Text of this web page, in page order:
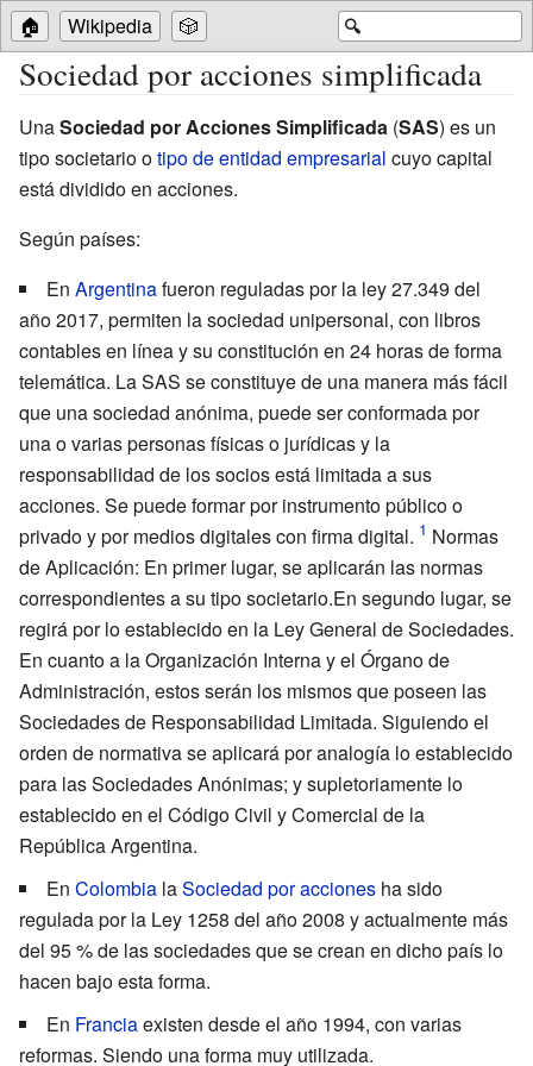
🔍
🏠 Wikipedia 🎲
Sociedad por acciones simplificada
UnaSociedad por Acciones Simplificada (SAS) es un
tipo societario otipo de entidad empresarial cuyo capital
está dividido en acciones.
Según países:
En Argentinafueron reguladas por la ley 27.349 del
año 2017, permiten la sociedad unipersonal, con libros
contables en línea y su constitución en 24 horas de forma
telemática. La SAS se constituye de una manera más fácil
que una sociedad anónima, puede ser conformada por
una o varias personas físicas o jurídicas y la
responsabilidad de los socios está limitada a sus
acciones. Se puede formar por instrumento público o
privado y por medios digitales con firma digital.
Normas
de Aplicación: En primer lugar, se aplicarán las normas
correspondientes a su tipo societario.En segundo lugar, se
regirá por lo establecido en la Ley General de Sociedades.
En cuanto a la Organización Interna y el Órgano de
Administración, estos serán los mismos que poseen las
Sociedades de Responsabilidad Limitada. Siguiendo el
orden de normativa se aplicará por analogía lo establecido
para las Sociedades Anónimas; y supletoriamente lo
establecido en el Código Civil y Comercial de la
República Argentina.
En Colombia laSociedad por acciones ha sido
regulada por la Ley 1258 del año 2008 y actualmente más
del 95% de las sociedades que se crean en dicho país lo
hacen bajo esta forma.
En Franciaexisten desde el año 1994, con varias
reformas. Siendo una forma muy utilizada.